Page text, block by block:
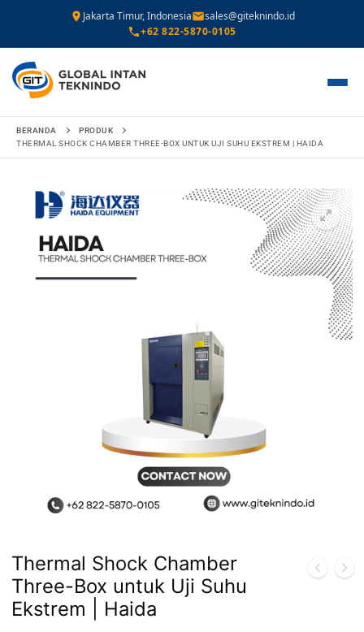
Jakarta Timur, Indonesia
sales@giteknindo.id
+62 822-5870-0105
Lompat
BERANDA
PRODUK
THERMAL SHOCK CHAMBER THREE-BOX UNTUK UJI SUHU EKSTREM | HAIDA
🔍
Thermal Shock Chamber
Three-Box untuk Uji Suhu
Ekstrem | Haida